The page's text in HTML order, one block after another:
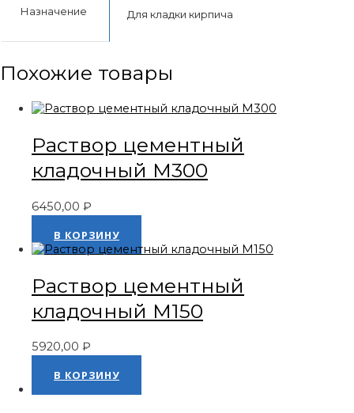
Назначение Для кладки кирпича
Похожие товары
Раствор цементный
кладочный М300
6450,00 ₽
В КОРЗИНУ
Раствор цементный
кладочный М150
5920,00 ₽
В КОРЗИНУ